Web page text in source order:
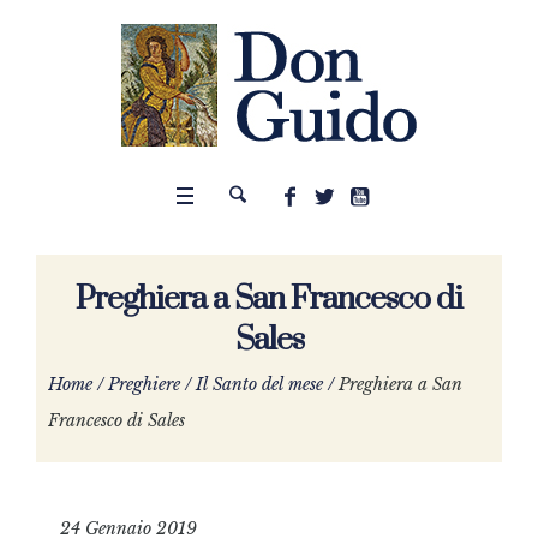
Preghiera a San Francesco di
Sales
Home /Preghiere /Il Santo del mese /Preghiera a San
Francesco di Sales
24 Gennaio 2019